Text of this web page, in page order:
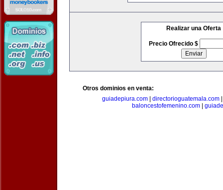
Realizar una Oferta
Precio Ofrecido $
Otros dominios en venta:
guiadepiura.com
directorioguatemala.com
baloncestofemenino.com